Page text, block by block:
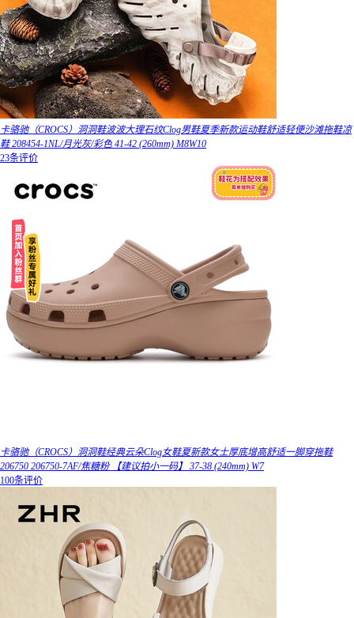
卡骆驰（CROCS）洞洞鞋波波大理石纹Clog男鞋夏季新款运动鞋舒适轻便沙滩拖鞋凉
鞋 208454-1NL/月光灰/彩色 41-42 (260mm) M8W10
23条评价
卡骆驰（CROCS）洞洞鞋经典云朵Clog女鞋夏新款女士厚底增高舒适一脚穿拖鞋
206750 206750-7AF/焦糖粉 【建议拍小一码】 37-38 (240mm) W7
100条评价